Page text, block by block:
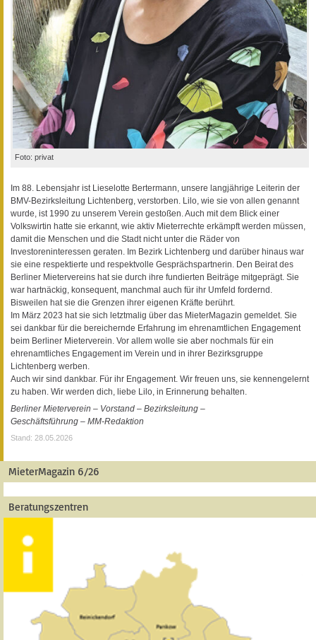
Foto: privat
Im 88. Lebensjahr ist Lieselotte Bertermann, unsere langjährige Leiterin der
BMV-Bezirksleitung Lichtenberg, verstorben. Lilo, wie sie von allen genannt
wurde, ist 1990 zu unserem Verein gestoßen. Auch mit dem Blick einer
Volkswirtin hatte sie erkannt, wie aktiv Mieterrechte erkämpft werden müssen,
damit die Menschen und die Stadt nicht unter die Räder von
Investoreninteressen geraten. Im Bezirk Lichtenberg und darüber hinaus war
sie eine respektierte und respektvolle Gesprächspartnerin. Den Beirat des
Berliner Mietervereins hat sie durch ihre fundierten Beiträge mitgeprägt. Sie
war hartnäckig, konsequent, manchmal auch für ihr Umfeld fordernd.
Bisweilen hat sie die Grenzen ihrer eigenen Kräfte berührt.
Im März 2023 hat sie sich letztmalig über das MieterMagazin gemeldet. Sie
sei dankbar für die bereichernde Erfahrung im ehrenamtlichen Engagement
beim Berliner Mieterverein. Vor allem wolle sie aber nochmals für ein
ehrenamtliches Engagement im Verein und in ihrer Bezirksgruppe
Lichtenberg werben.
Auch wir sind dankbar. Für ihr Engagement. Wir freuen uns, sie kennengelernt
zu haben. Wir werden dich, liebe Lilo, in Erinnerung behalten.
Berliner Mieterverein – Vorstand – Bezirksleitung –
Geschäftsführung – MM-Redaktion
Stand: 28.05.2026
MieterMagazin 6/26
Beratungszentren